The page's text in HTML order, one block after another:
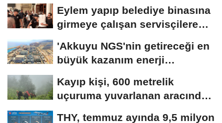
Eylem yapıp belediye binasına
girmeye çalışan servisçilere
'Akkuyu NGS'nin getireceği en
büyük kazanım enerji
Kayıp kişi, 600 metrelik
uçuruma yuvarlanan aracında
THY, temmuz ayında 9,5 milyon